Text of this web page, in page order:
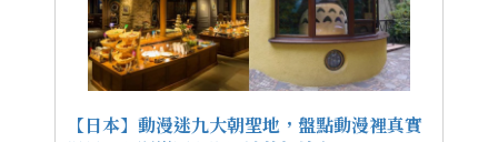
【日本】動漫迷九大朝聖地，盤點動漫裡真實